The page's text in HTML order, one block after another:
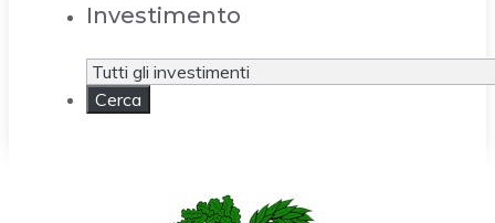
Investimento